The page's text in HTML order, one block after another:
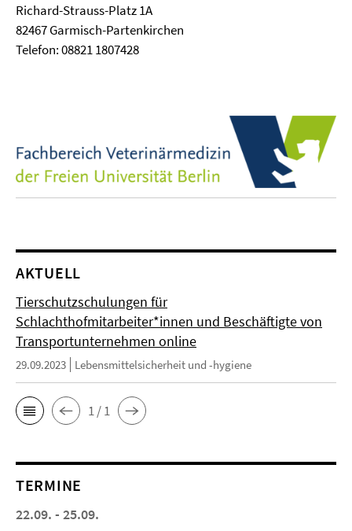
Richard-Strauss-Platz 1A
82467 Garmisch-Partenkirchen
Telefon: 08821 1807428
AKTUELL
Tierschutzschulungen für
Schlachthofmitarbeiter*innen und Beschäftigte von
Transportunternehmen online
29.09.2023 Lebensmittelsicherheit und -hygiene
1 / 1
TERMINE
22.09. - 25.09.